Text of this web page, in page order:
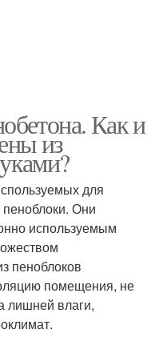
Как и
из
для
Они
используемым
пеноблоков
помещения, не
лишней влаги,